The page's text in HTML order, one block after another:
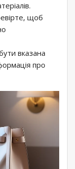
щоб
вказана
про